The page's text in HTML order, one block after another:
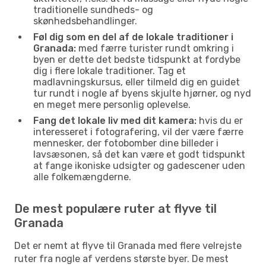
traditionelle sundheds- og
skønhedsbehandlinger.
Føl dig som en del af de lokale traditioner i
Granada: med færre turister rundt omkring i
byen er dette det bedste tidspunkt at fordybe
dig i flere lokale traditioner. Tag et
madlavningskursus, eller tilmeld dig en guidet
tur rundt i nogle af byens skjulte hjørner, og nyd
en meget mere personlig oplevelse.
Fang det lokale liv med dit kamera: hvis du er
interesseret i fotografering, vil der være færre
mennesker, der fotobomber dine billeder i
lavsæsonen, så det kan være et godt tidspunkt
at fange ikoniske udsigter og gadescener uden
alle folkemængderne.
De mest populære ruter at flyve til
Granada
Det er nemt at flyve til Granada med flere velrejste
ruter fra nogle af verdens største byer. De mest